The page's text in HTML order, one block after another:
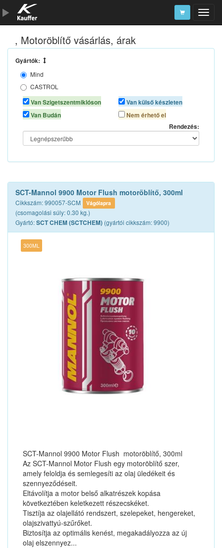
Szerszámkatalógus
Kosár
Alkatrészek
, Motoröblítő vásárlás, árak
Gyártók:
Mind
CASTROL
GRAYTON LUBRICANTS
K2
MOTUL
PRO-TEC
SCT CHEM
Van Szigetszentmiklóson
Van Budán
Van külső készleten
Nem érhető el
Rendezés:
SCT-Mannol 9900 Motor Flush motoröblítő, 300ml
Cikkszám: 990057-SCM Vágólapra
(csomagolási súly: 0.30 kg.)
Gyártó:SCT CHEM (SCTCHEM) (gyártói cikkszám: 9900)
300ML
SCT-Mannol 9900 Motor Flush motoröblítő, 300ml
Az SCT-Mannol Motor Flush egy motoröblítő szer,
amely feloldja és semlegesíti az olaj üledékeit és
szennyeződéseit.
Eltávolítja a motor belső alkatrészek kopása
következtében keletkezett részecskéket.
Tisztíja az olajellátó rendszert, szelepeket, hengereket,
olajszivattyú-szűrőket.
Biztosítja az optimális kenést, megakadályozza az új
olaj elszennyez...